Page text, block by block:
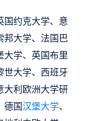
国约克大学、意
邦大学、法国巴
大学、英国布里
世大学、西班牙
大利欧洲大学研
德国汉堡大学、